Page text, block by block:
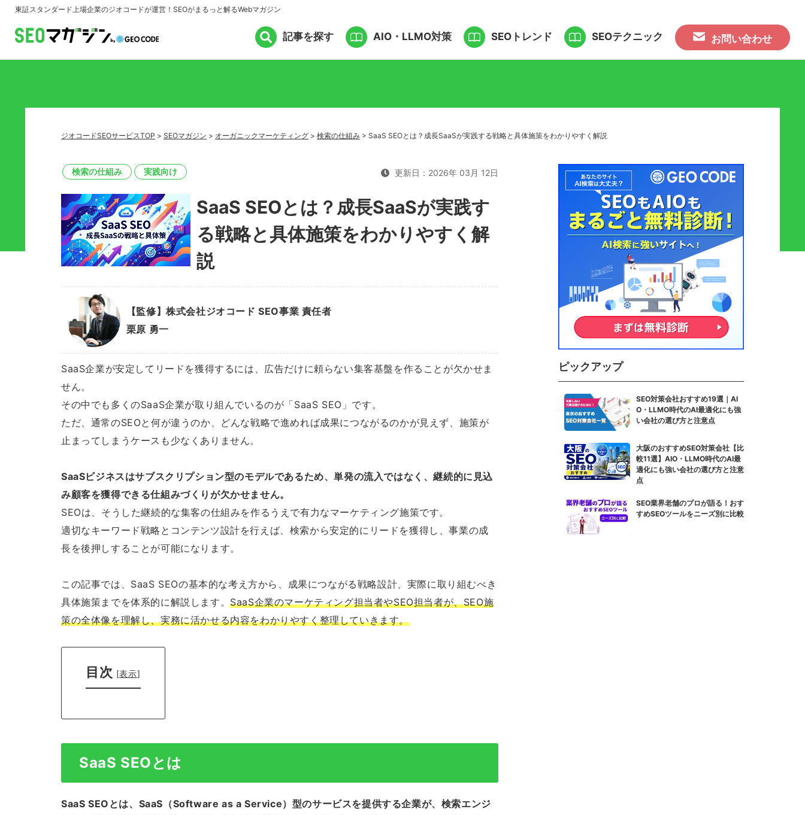
東証スタンダード上場企業のジオコードが運営！ SEOがまるっと解るWebマガジン
AIO・LLMO対策 SEOトレンド SEOテクニック お問い合わせ
記事を探す
ジオコードSEOサービスTOP > SEOマガジン > オーガニックマーケティング > 検索の仕組み > SaaS SEOとは？成長SaaSが実践する戦略と具体施策をわかりやすく解説
検索の仕組み 実践向け 更新日：2026年 03月 12日
SaaS SEOとは？成長SaaSが実践す
る戦略と具体施策をわかりやすく解
説
【監修】株式会社ジオコード SEO事業 責任者
栗原 勇一
SaaS企業が安定してリードを獲得するには、広告だけに頼らない集客基盤を作ることが欠かせま
せん。
その中でも多くのSaaS企業が取り組んでいるのが「SaaS SEO」です。
ただ、通常のSEOと何が違うのか、どんな戦略で進めれば成果につながるのかが見えず、施策が
止まってしまうケースも少なくありません。
SaaSビジネスはサブスクリプション型のモデルであるため、単発の流入ではなく、継続的に見込
み顧客を獲得できる仕組みづくりが欠かせません。
SEOは、そうした継続的な集客の仕組みを作るうえで有力なマーケティング施策です。
適切なキーワード戦略とコンテンツ設計を行えば、検索から安定的にリードを獲得し、事業の成
長を後押しすることが可能になります。
この記事では、SaaS SEOの基本的な考え方から、成果につながる戦略設計、実際に取り組むべき
具体施策までを体系的に解説します。SaaS企業のマーケティング担当者やSEO担当者が、SEO施
策の全体像を理解し、実務に活かせる内容をわかりやすく整理していきます。
目次 [表示]
SaaS SEOとは
SaaS SEOとは、SaaS（Software as a Service）型のサービスを提供する企業が、検索エンジ
ピックアップ
SEO対策会社おすすめ19選｜AI
O・LLMO時代のAI最適化にも強
い会社の選び方と注意点
大阪のおすすめSEO対策会社【比
較11選】AIO・LLMO時代のAI最
適化にも強い会社の選び方と注意
点
SEO業界老舗のプロが語る！おす
すめSEOツールをニーズ別に比較